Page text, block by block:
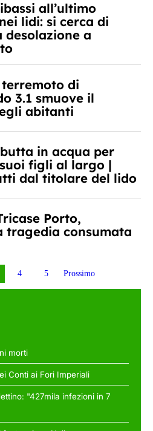
all’ultimo
lidi: si cerca di
desolazione a
di
3.1 smuove il
abitanti
in acqua per
figli al largo |
dal titolare del lido
Porto,
tragedia consumata
4 5 Prossimo
morti
Conti ai Fori Imperiali
"427mila infezioni in 7